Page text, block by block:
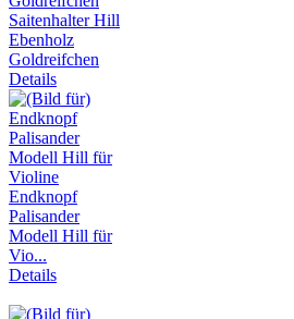
Saitenhalter Hill
Ebenholz
Goldreifchen
Details
Endknopf
Palisander
Modell Hill für
Vio...
Details